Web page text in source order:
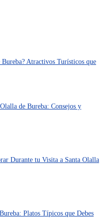
Atractivos Turísticos que
de Bureba: Consejos y
Durante tu Visita a Santa Olalla
Platos Típicos que Debes